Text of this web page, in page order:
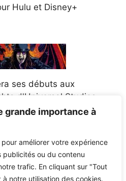
grande importance à
améliorer votre expérience
ou du contenu
trafic. En cliquant sur "Tout
notre utilisation des cookies.
Hulu et Disney+
ses débuts aux
d'Universal Studios
de l'Ohio après la